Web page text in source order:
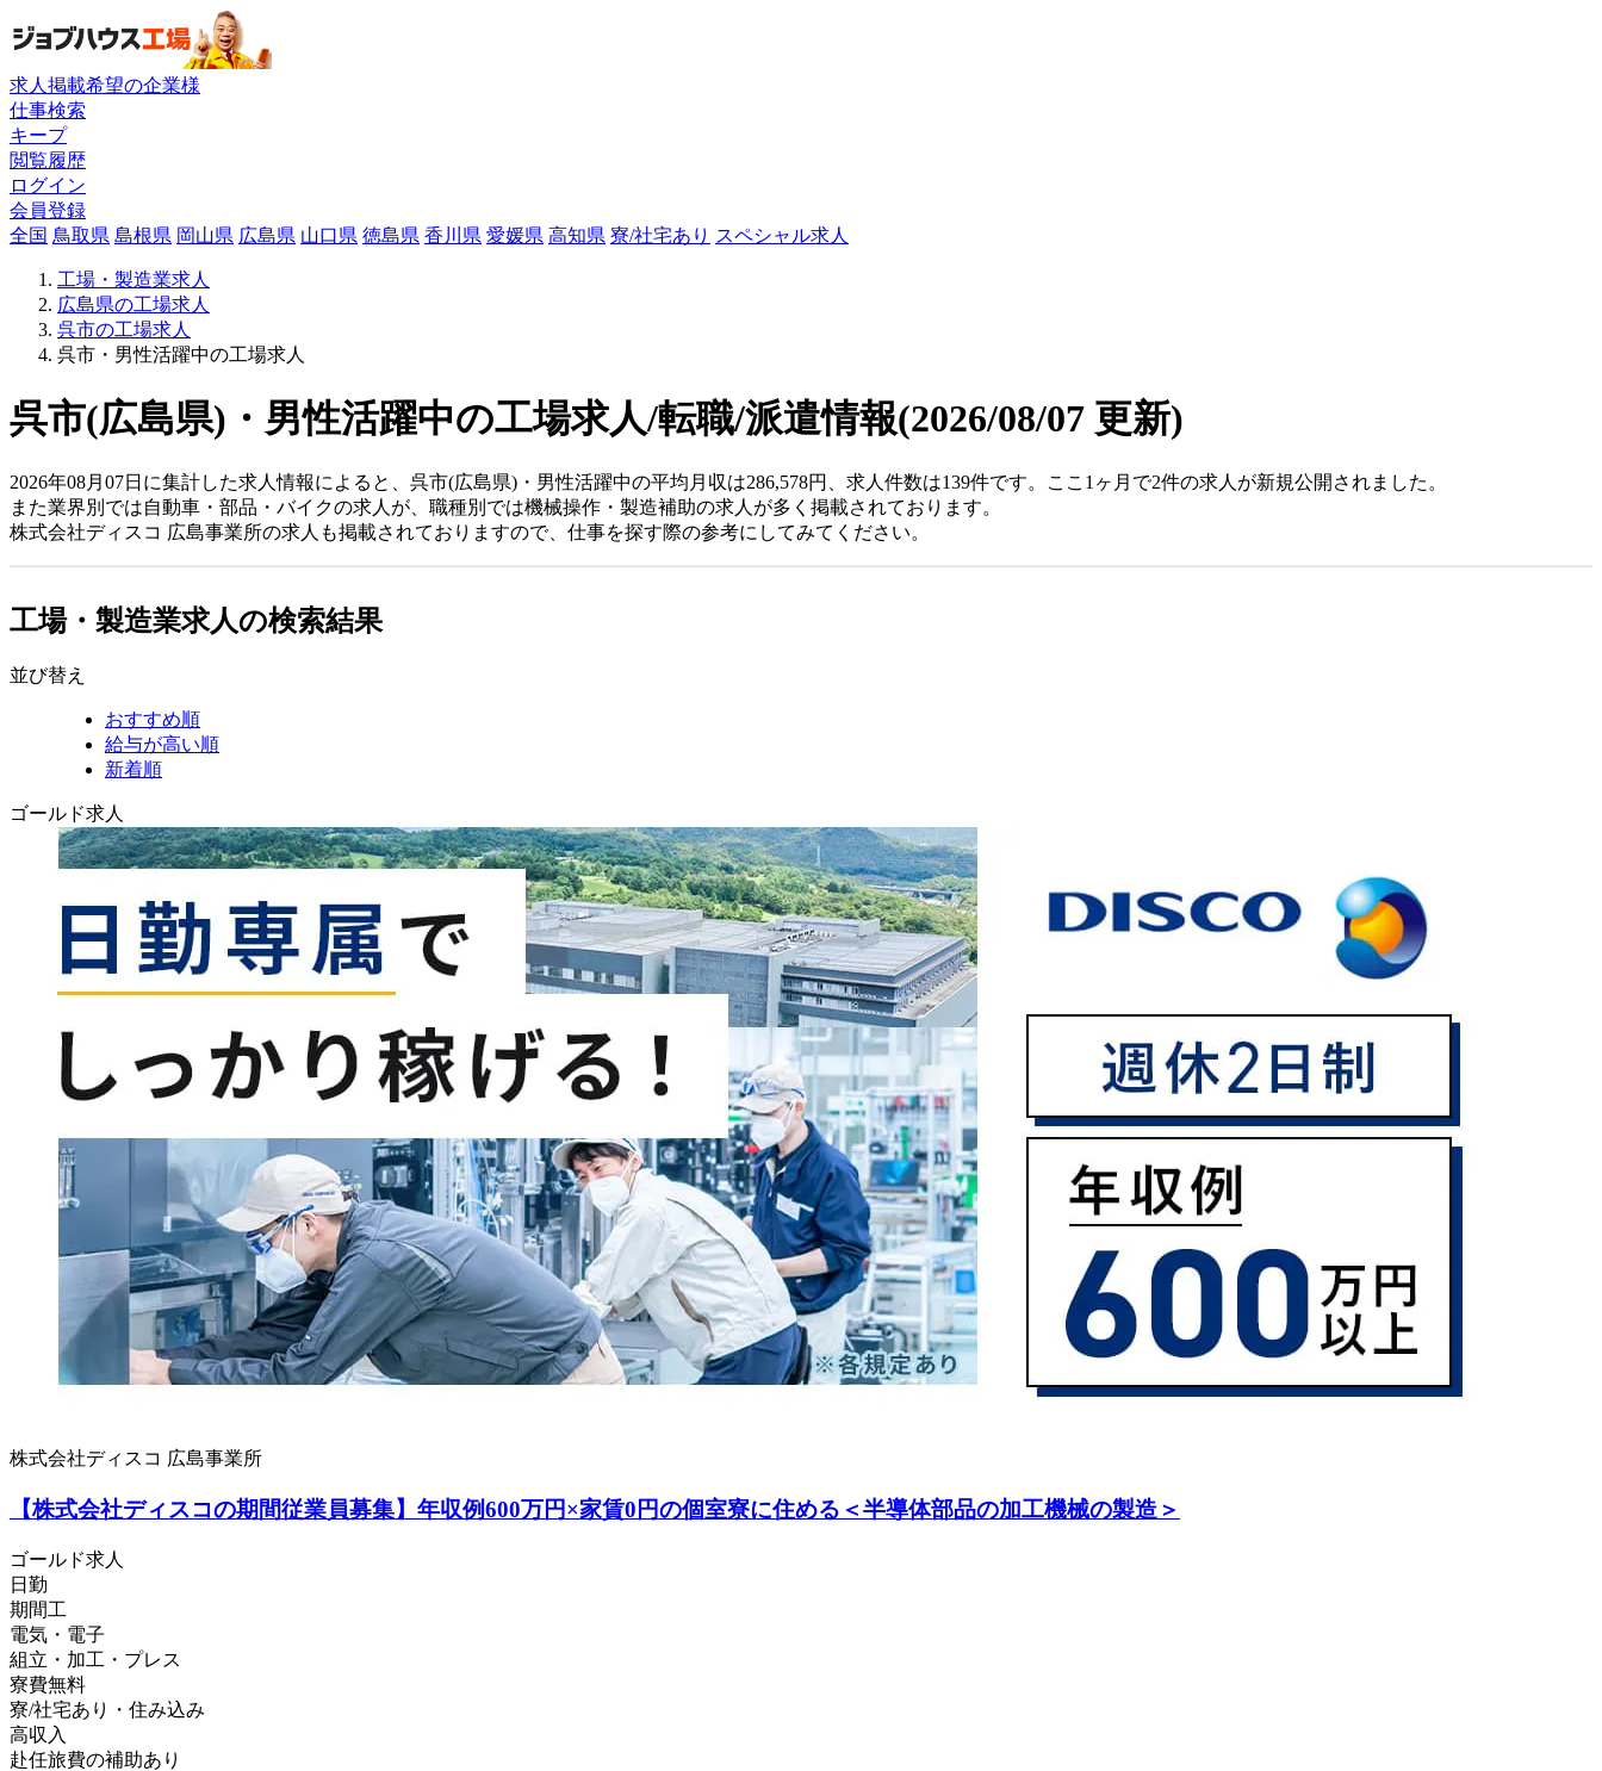
求人掲載希望の企業様
仕事検索
キープ
閲覧履歴
ログイン
会員登録
全国 鳥取県 島根県 岡山県 広島県 山口県 徳島県 香川県 愛媛県 高知県 寮/社宅あり スペシャル求人
工場・製造業求人
広島県の工場求人
呉市の工場求人
呉市・男性活躍中の工場求人
呉市(広島県)・男性活躍中の工場求人/転職/派遣情報(2026/08/07 更新)
2026年08月07日に集計した求人情報によると、呉市(広島県)・男性活躍中の平均月収は286,578円、求人件数は139件です。ここ1ヶ月で2件の求人が新規公開されました。
また業界別では自動車・部品・バイクの求人が、職種別では機械操作・製造補助の求人が多く掲載されております。
株式会社ディスコ 広島事業所の求人も掲載されておりますので、仕事を探す際の参考にしてみてください。
工場・製造業求人の検索結果
並び替え
おすすめ順
給与が高い順
新着順
ゴールド求人
株式会社ディスコ 広島事業所
【株式会社ディスコの期間従業員募集】年収例600万円×家賃0円の個室寮に住める＜半導体部品の加工機械の製造＞
ゴールド求人
日勤
期間工
電気・電子
組立・加工・プレス
寮費無料
寮/社宅あり・住み込み
高収入
赴任旅費の補助あり